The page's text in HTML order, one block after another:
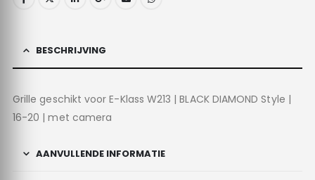
BESCHRIJVING
Grille geschikt voor E-Klass W213 | BLACK DIAMOND Style |
16-20 | met camera
AANVULLENDE INFORMATIE